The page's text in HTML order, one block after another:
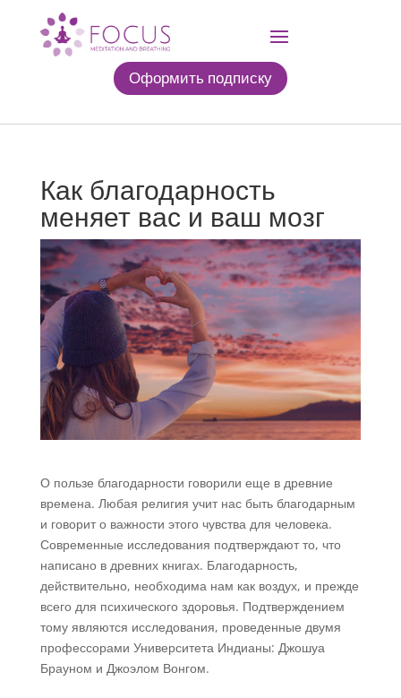
Оформить подписку
Как благодарность
меняет вас и ваш мозг
О пользе благодарности говорили еще в древние
времена. Любая религия учит нас быть благодарным
и говорит о важности этого чувства для человека.
Современные исследования подтверждают то, что
написано в древних книгах. Благодарность,
действительно, необходима нам как воздух, и прежде
всего для психического здоровья. Подтверждением
тому являются исследования, проведенные двумя
профессорами Университета Индианы: Джошуа
Брауном и Джоэлом Вонгом.